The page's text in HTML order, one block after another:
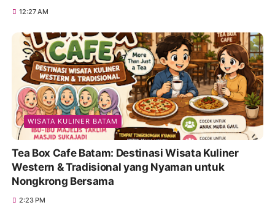
12:27 AM
WISATA KULINER BATAM
Tea Box Cafe Batam: Destinasi Wisata Kuliner
Western & Tradisional yang Nyaman untuk
Nongkrong Bersama
2:23 PM